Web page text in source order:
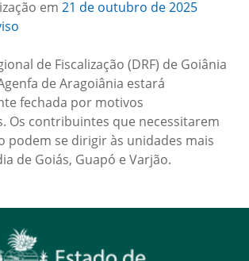
em 21 de outubro de 2025
de Fiscalização (DRF) de Goiânia
de Aragoiânia estará
fechada por motivos
Os contribuintes que necessitarem
podem se dirigir às unidades mais
de Goiás, Guapó e Varjão.